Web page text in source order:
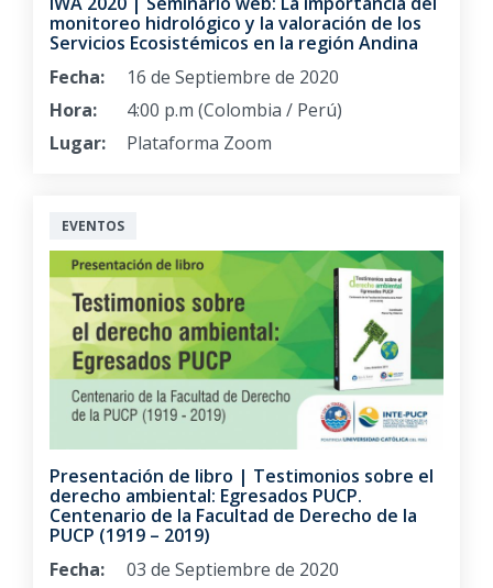
monitoreo hidrológico y la valoración de los
Servicios Ecosistémicos en la región Andina
Fecha:
16 de Septiembre de 2020
Hora:
4:00 p.m (Colombia / Perú)
Lugar:
Plataforma Zoom
EVENTOS
Presentación de libro | Testimonios sobre el
derecho ambiental: Egresados PUCP.
Centenario de la Facultad de Derecho de la
PUCP (1919 – 2019)
Fecha:
03 de Septiembre de 2020